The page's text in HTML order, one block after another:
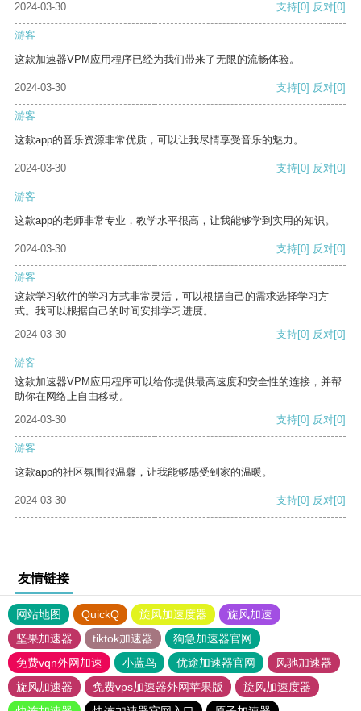
2024-03-30 支持[0] 反对[0]
游客
这款加速器VPM应用程序已经为我们带来了无限的流畅体验。
2024-03-30 支持[0] 反对[0]
游客
这款app的音乐资源非常优质，可以让我尽情享受音乐的魅力。
2024-03-30 支持[0] 反对[0]
游客
这款app的老师非常专业，教学水平很高，让我能够学到实用的知识。
2024-03-30 支持[0] 反对[0]
游客
这款学习软件的学习方式非常灵活，可以根据自己的需求选择学习方
式。我可以根据自己的时间安排学习进度。
2024-03-30
支持[0] 反对[0]
游客
这款加速器VPM应用程序可以给你提供最高速度和安全性的连接，并帮
助你在网络上自由移动。
2024-03-30
支持[0] 反对[0]
游客
这款app的社区氛围很温馨，让我能够感受到家的温暖。
2024-03-30 支持[0] 反对[0]
友情链接
网站地图 QuickQ 旋风加速度器
旋风加速
坚果加速器
tiktok加速器
狗急加速器官网
免费vqn外网加速
小蓝鸟 优途加速器官网
风驰加速器
旋风加速器
免费vps加速器外网苹果版
旋风加速度器